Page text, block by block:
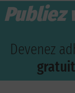
Publiez
Devenez